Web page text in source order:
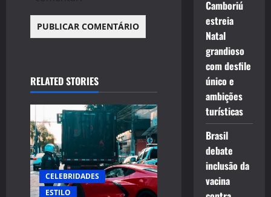
RELATED STORIES
CELEBRIDADES
ESTILO
Camboriú
estreia
Natal
grandioso
com desfile
único e
ambições
turísticas
Brasil
debate
inclusão da
vacina